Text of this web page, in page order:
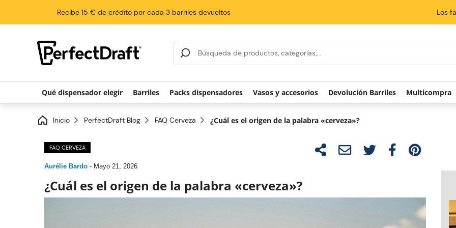
Recibe 15 € de crédito por cada 3 barriles devueltos Los
Resultados de la búsqueda
Qué dispensador elegir Barriles Packs dispensadores Vasos y accesorios Devolución Barriles Multicompra
Inicio PerfectDraft Blog FAQ Cerveza ¿Cuál es el origen de la palabra «cerveza»?
FAQ CERVEZA
Aurélie Bardo - Mayo 21, 2026
¿Cuál es el origen de la palabra «cerveza»?